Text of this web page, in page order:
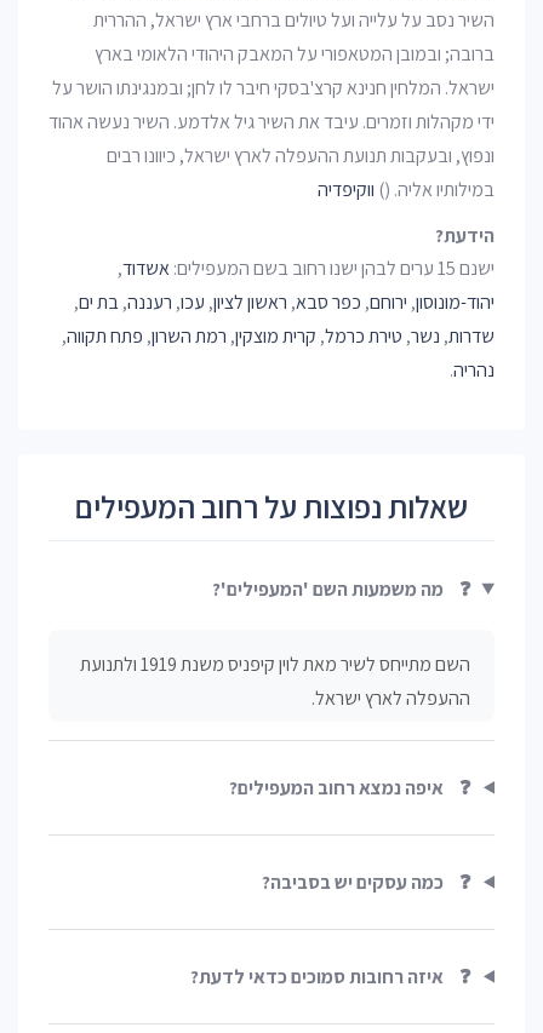
השיר נסב על עלייה ועל טיולים ברחבי ארץ ישראל, ההררית
ברובה; ובמובן המטאפורי על המאבק היהודי הלאומי בארץ
ישראל. המלחין חנינא קרצ'בסקי חיבר לו לחן; ובמנגינתו הושר על
ידי מקהלות וזמרים. עיבד את השיר גיל אלדמע. השיר נעשה אהוד
ונפוץ, ובעקבות תנועת ההעפלה לארץ ישראל, כיוונו רבים
במילותיו אליה. () ווקיפדיה
הידעת?
ישנם 15 ערים לבהן ישנו רחוב בשם המעפילים:
אשדוד,
יהוד-מונוסון, ירוחם, כפר סבא, ראשון לציון, עכו, רעננה,בת ים,
שדרות, נשר, טירת כרמל, קרית מוצקין, רמת השרון, פתח תקווה,
נהריה.
שאלות נפוצות על רחוב המעפילים
❓ מה משמעות השם 'המעפילים'?
השם מתייחס לשיר מאת לוין קיפניס משנת 1919 ולתנועת
ההעפלה לארץ ישראל.
❓ איפה נמצא רחוב המעפילים?
❓ כמה עסקים יש בסביבה?
❓ איזה רחובות סמוכים כדאי לדעת?